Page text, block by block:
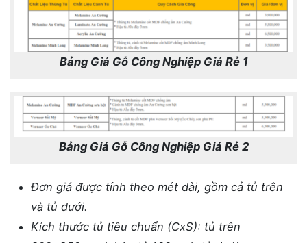
Bảng Giá Gỗ Công Nghiệp Giá Rẻ 1
Bảng Giá Gỗ Công Nghiệp Giá Rẻ 2
Đơn giá được tính theo mét dài, gồm cả tủ trên
và tủ dưới.
Kích thước tủ tiêu chuẩn (CxS): tủ trên